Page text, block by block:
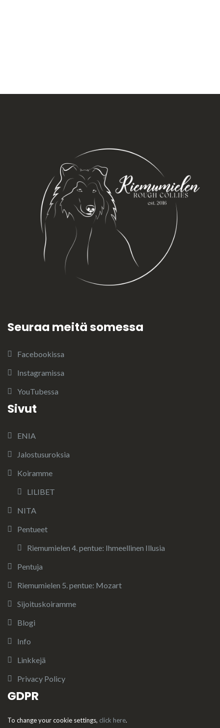
Seuraa meitä somessa
Facebookissa
Instagramissa
YouTubessa
Sivut
ENIA
Jalostusuroksia
Koiramme
LILIBET
NITA
Pentueet
Riemumielen 4. pentue: Ihmeellinen Illusia
Pentuja
Riemumielen 5. pentue: Mozart
Sijoituskoiramme
Blogi
Info
Linkkejä
Privacy Policy
GDPR
To change your cookie settings, click here.